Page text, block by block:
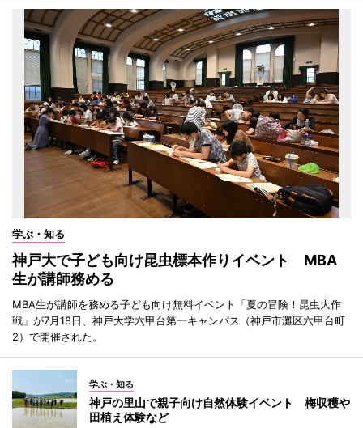
学ぶ・知る
神戸大で子ども向け昆虫標本作りイベント MBA
生が講師務める
MBA生が講師を務める子ども向け無料イベント「夏の冒険！昆虫大作
戦」が7月18日、神戸大学六甲台第一キャンパス（神戸市灘区六甲台町
2）で開催された。
学ぶ・知る
神戸の里山で親子向け自然体験イベント 梅収穫や
田植え体験など